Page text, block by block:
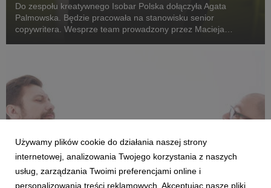
Do zespołu kreatywnego Isobar Polska dołączyła Agata
Palmowska. Będzie pracowała na stanowisku senior
copywritera. Wesprze team prowadzony przez Macieja
Używamy plików cookie do działania naszej strony
internetowej, analizowania Twojego korzystania z naszych
usług, zarządzania Twoimi preferencjami online i
personalizowania treści reklamowych. Akceptując nasze pliki